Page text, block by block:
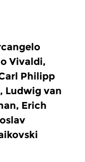
Vivaldi,
Philipp
Ludwig van
Erich